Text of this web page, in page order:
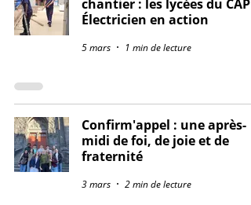
chantier : les lycées du CAP
Électricien en action
5 mars 1 min de lecture
Confirm'appel : une après-
midi de foi, de joie et de
fraternité
3 mars 2 min de lecture